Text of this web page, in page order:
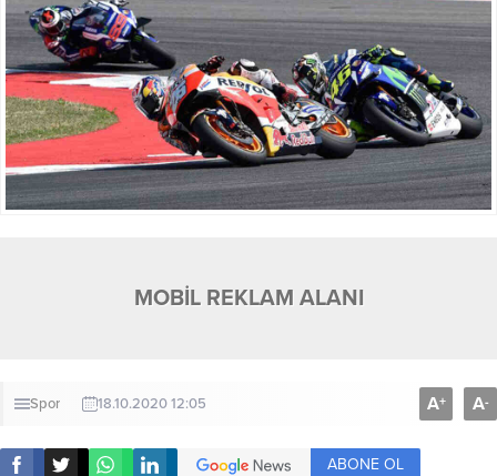
MOBİL REKLAM ALANI
Spor 18.10.2020 12:05 A+ A-
ABONE OL